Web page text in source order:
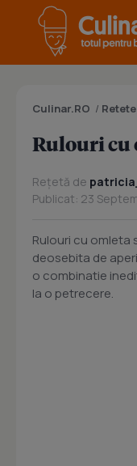
Culinar.RO /
Rulouri cu
Rețetă de
Publicat: 23
Rulouri cu omleta
deosebita de
o combinatie
la o petrecere.